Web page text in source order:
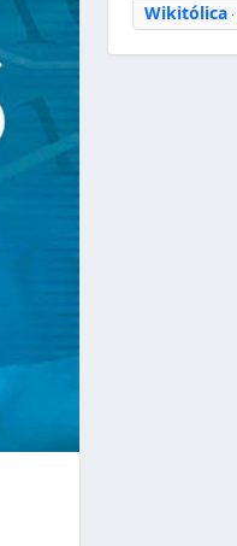
Wikitólica·